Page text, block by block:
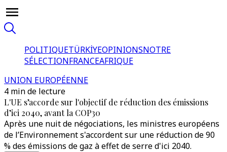
POLITIQUETÜRKİYEOPINIONSNOTRE
SÉLECTIONFRANCEAFRIQUE
UNION EUROPÉENNE
4 min de lecture
L'UE s’accorde sur l'objectif de réduction des émissions
d’ici 2040, avant la COP30
Après une nuit de négociations, les ministres européens
de l’Environnement s'accordent sur une réduction de 90
% des émissions de gaz à effet de serre d'ici 2040.